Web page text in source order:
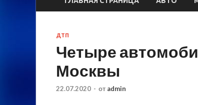
ДТП
Четыре
Москвы
22.07.2020 - от admin